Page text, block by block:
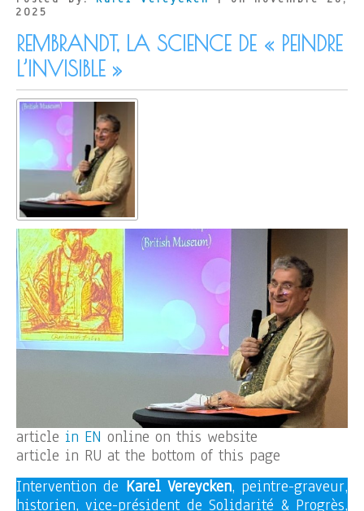
2025
REMBRANDT, LA SCIENCE DE « PEINDRE
L’INVISIBLE »
article in EN online on this website
article in RU at the bottom of this page
Intervention de Karel Vereycken, peintre-graveur,
historien, vice-président de Solidarité & Progrès,